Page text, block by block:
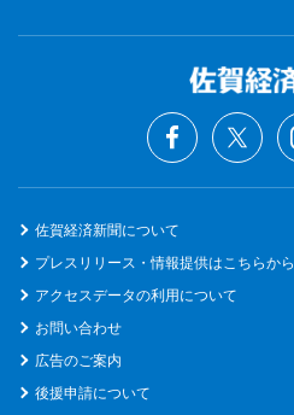
佐賀経済新聞について
プレスリリース・情報提供はこちらから
アクセスデータの利用について
お問い合わせ
広告のご案内
後援申請について